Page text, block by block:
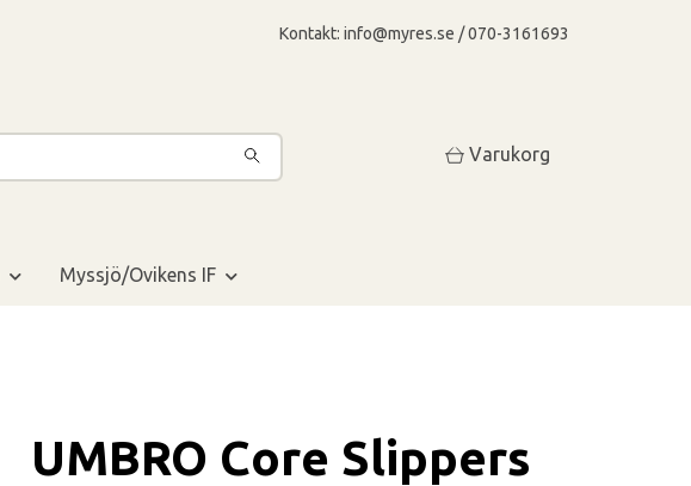
Kontakt: info@myres.se / 070-3161693
Varukorg
Myssjö/Ovikens IF
UMBRO Core Slippers